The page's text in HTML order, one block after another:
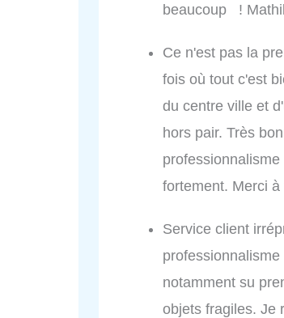
beaucoup !
Ce n'est pas la
fois où tout c'est
du centre ville et
hors pair. Très
fortement. Merci
Service client
notamment su
objets fragiles. Je